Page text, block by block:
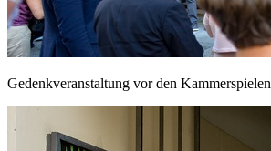
Gedenkveranstaltung vor den Kammerspielen